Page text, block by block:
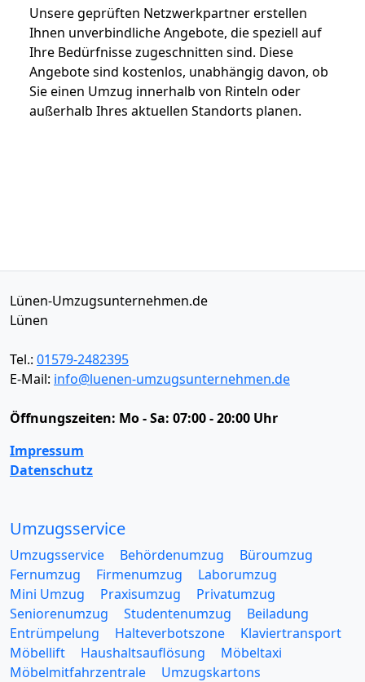
Unsere geprüften Netzwerkpartner erstellen
Ihnen unverbindliche Angebote, die speziell auf
Ihre Bedürfnisse zugeschnitten sind. Diese
Angebote sind kostenlos, unabhängig davon, ob
Sie einen Umzug innerhalb von Rinteln oder
außerhalb Ihres aktuellen Standorts planen.
Lünen-Umzugsunternehmen.de
Lünen
Tel.: 01579-2482395
E-Mail: info@luenen-umzugsunternehmen.de
Öffnungszeiten: Mo - Sa: 07:00 - 20:00 Uhr
Impressum
Datenschutz
Umzugsservice
Umzugsservice Behördenumzug
Büroumzug
Fernumzug
Firmenumzug
Laborumzug
Mini Umzug
Praxisumzug
Privatumzug
Seniorenumzug
Studentenumzug
Beiladung
Entrümpelung
Halteverbotszone
Klaviertransport
Möbellift
Haushaltsauflösung
Möbeltaxi
Möbelmitfahrzentrale
Umzugskartons